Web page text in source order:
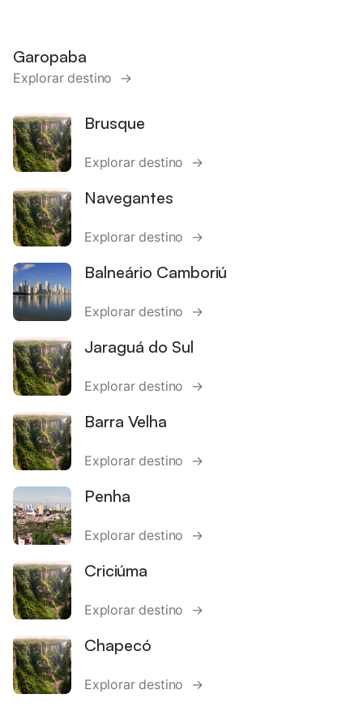
Garopaba
Explorar destino →
Brusque
Explorar destino →
Navegantes
Explorar destino →
Balneário Camboriú
Explorar destino →
Jaraguá do Sul
Explorar destino →
Barra Velha
Explorar destino →
Penha
Explorar destino →
Criciúma
Explorar destino →
Chapecó
Explorar destino →